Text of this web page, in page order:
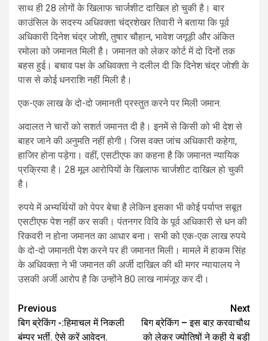
साथ ही 28 लोगों के खिलाफ चार्जशीट दाखिल हो चुकी है। बार
काउंसिल के सदस्य अधिवक्ता चंद्रशेखर तिवारी ने बताया कि पूर्व
अधिकारी दिनेश चंद्र जोशी, तुषार चौहान, भावेश जगूड़ी और अंकित
रमोला को जमानत मिली है। जमानत को लेकर कोर्ट में दो दिनों तक
बहस हुई। बचाव पक्ष के अधिवक्ता ने दलील दी कि दिनेश चंद्र जोशी के
पास से कोई धनराशि नहीं मिली है।
एक-एक लाख के दो-दो जमानती प्रस्तुत करने पर मिली जमान.
अदालत ने चारों को सशर्त जमानत दी है। इनमें से किसी को भी देश से
बाहर जाने की अनुमति नहीं होगी। जिस वक्त जांच अधिकारी कहेगा,
हाजिर होना पड़ेगा। वहीं, एसटीएफ का कहना है कि जमानत न्यायिक
प्रक्रिया है। 28 मूल आरोपियों के खिलाफ चार्जशीट दाखिल हो चुकी
है।
रुपये में अभ्यर्थियों को पेपर बेचा है लेकिन इसका भी कोई पर्याप्त सबूत
एसटीएफ पेश नहीं कर सकी। पंतनगर विवि के पूर्व अधिकारी से धन की
रिकवरी न होना जमानत का आधार बना। सभी को एक-एक लाख रुपये
के दो-दो जमानती पेश करने पर ही जमानत मिली। मामले में हाकम सिंह
के अधिवक्ता ने भी जमानत की अर्जी दाखिल की थी मगर न्यायालय ने
उसकी अर्जी आरोप है कि उन्होंने 80 लाख नामंजूर कर दी।
Post
navigation
Previous
बिग ब्रेकिंग -:हिमाचल में निकली
बंम्पर भर्ती. ऐसे करें आवेदन.
Next
बिग ब्रेकिंग – इस बाऱ करवाचौथ
को लेकर ज्योतिषों ने कही ये बड़ी